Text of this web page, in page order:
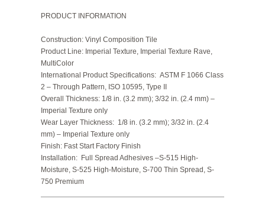
PRODUCT INFORMATION
Construction: Vinyl Composition Tile
Product Line: Imperial Texture, Imperial Texture Rave,
MultiColor
International Product Specifications: ASTM F 1066 Class
2 – Through Pattern, ISO 10595, Type II
Overall Thickness: 1/8 in. (3.2 mm); 3/32 in. (2.4 mm) –
Imperial Texture only
Wear Layer Thickness: 1/8 in. (3.2 mm); 3/32 in. (2.4
mm) – Imperial Texture only
Finish: Fast Start Factory Finish
Installation: Full Spread Adhesives –S-515 High-
Moisture, S-525 High-Moisture, S-700 Thin Spread, S-
750 Premium